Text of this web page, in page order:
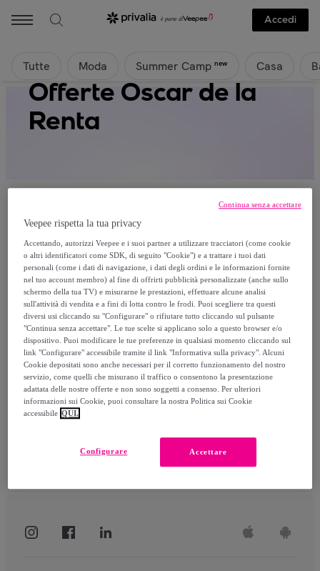
Accedi
Tutte Moda Summer Camp new Casa
Offerte Oscar de la
Renta
Attualmente non è disponibile alcun
prodotto.
Registrati e accedi a tutti i prodotti visibili ai nostri
membri.
Accedi
Veepee rispetta la tua privacy
Accettando, autorizzi Veepee e i suoi partner a utilizzare tracciatori (come cookie
o altri identificatori come SDK, di seguito "Cookie") e a trattare i tuoi dati
personali (come i dati di navigazione, i dati degli ordini e le informazioni fornite
nel tuo account membro) al fine di offrirti pubblicità personalizzate (anche sullo
schermo della tua TV) e misurarne le prestazioni, effettuare alcune analisi
sull'attività di vendita e a fini di lotta contro le frodi. Puoi scegliere tra questi
diversi usi cliccando su "Configurare" o rifiutare tutto cliccando sul pulsante
"Continua senza accettare". Le tue scelte si applicano solo a questo browser e/o
dispositivo. Puoi modificare le tue preferenze in qualsiasi momento cliccando sul
link "Configurare" accessibile tramite il link "Informativa sulla privacy". Alcuni
Cookie depositati sono anche necessari per il corretto funzionamento del nostro
servizio, come quelli che misurano il traffico o consentono la presentazione
adattata delle nostre offerte e non sono soggetti a consenso. Per ulteriori
informazioni sui Cookie, puoi consultare la nostra Politica sui Cookie
accessibile QUI.
Accettare
Configurare
Continua senza accettare